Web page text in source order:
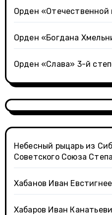
Орден
Орден «Богдана
Орден «Слава» 3-й
Небесный рыцарь из
Советского Союза
Хабанов Иван
Хабаров Иван